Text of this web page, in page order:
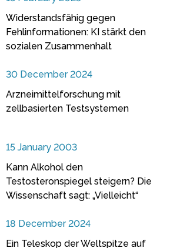
Widerstandsfähig gegen
Fehlinformationen: KI stärkt den
sozialen Zusammenhalt
30 December 2024
Arzneimittelforschung mit
zellbasierten Testsystemen
15 January 2003
Kann Alkohol den
Testosteronspiegel steigern? Die
Wissenschaft sagt: „Vielleicht“
18 December 2024
Ein Teleskop der Weltspitze auf